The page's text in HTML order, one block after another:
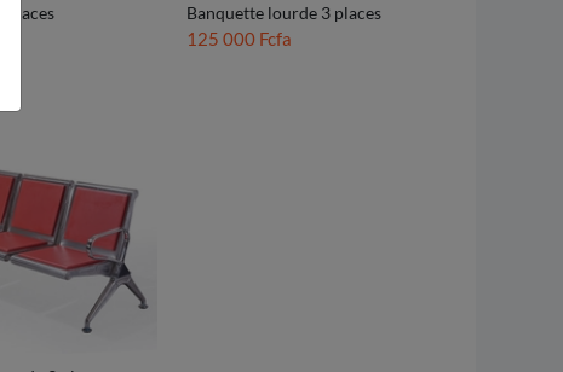
places Banquette lourde 3 places
125 000 Fcfa